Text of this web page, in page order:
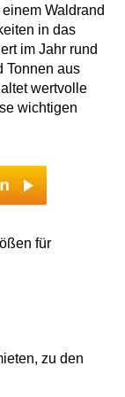
Waldrand
in das
im Jahr rund
Tonnen aus
wertvolle
wichtigen
für
zu den